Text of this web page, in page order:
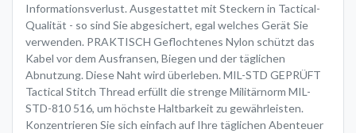
Informationsverlust. Ausgestattet mit Steckern in Tactical-
Qualität - so sind Sie abgesichert, egal welches Gerät Sie
verwenden. PRAKTISCH Geflochtenes Nylon schützt das
Kabel vor dem Ausfransen, Biegen und der täglichen
Abnutzung. Diese Naht wird überleben. MIL-STD GEPRÜFT
Tactical Stitch Thread erfüllt die strenge Militärnorm MIL-
STD-810 516, um höchste Haltbarkeit zu gewährleisten.
Konzentrieren Sie sich einfach auf Ihre täglichen Abenteuer